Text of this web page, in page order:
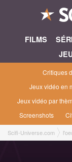
FILMS
Critiques
Jeux vidéo en
Jeux vidéo par
Screenshots
Scifi-Universe.com
Umamusume : Pretty